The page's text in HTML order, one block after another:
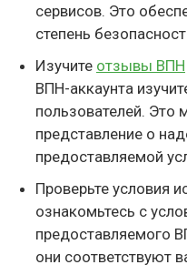
сервисов. Это
степень
Изучите отзывы ВПН
ВПН-аккаунта
пользователей. Это
представление о
предоставляемой
Проверьте условия
ознакомьтесь с
предоставляемого
они соответствуют